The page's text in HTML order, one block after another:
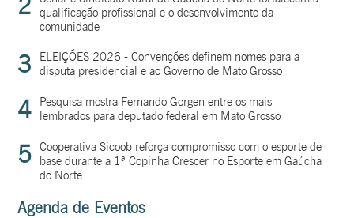
qualificação profissional e o desenvolvimento da
comunidade
3
ELEIÇÕES 2026 - Convenções definem nomes para a
disputa presidencial e ao Governo de Mato Grosso
4
Pesquisa mostra Fernando Gorgen entre os mais
lembrados para deputado federal em Mato Grosso
5 Cooperativa Sicoob reforça compromisso com o esporte de
base durante a 1ª Copinha Crescer no Esporte em Gaúcha
do Norte
Agenda de Eventos